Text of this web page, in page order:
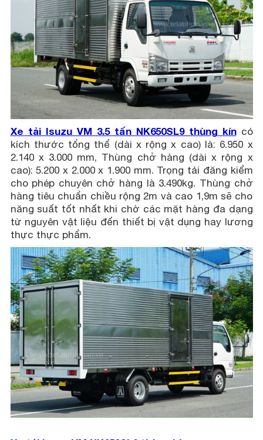
Xe tải Isuzu VM 3.5 tấn NK650SL9 thùng kíncó
kích thước tổng thể (dài x rộng x cao) là: 6.950 x
2.140 x 3.000 mm, Thùng chở hàng (dài x rộng x
cao): 5.200 x 2.000 x 1.900 mm. Trọng tải đăng kiểm
cho phép chuyên chở hàng là 3.490kg. Thùng chở
hàng tiêu chuẩn chiều rộng 2m và cao 1,9m sẽ cho
năng suất tốt nhất khi chờ các mặt hàng đa dạng
từ nguyên vật liệu đến thiết bị vật dụng hay lương
thực thực phẩm.